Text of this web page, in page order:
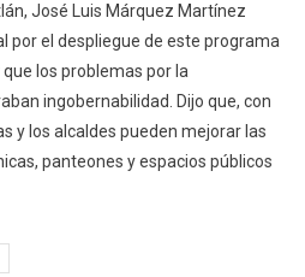
José Luis Márquez Martínez
por el despliegue de este programa
los problemas por la
ingobernabilidad. Dijo que, con
y los alcaldes pueden mejorar las
panteones y espacios públicos